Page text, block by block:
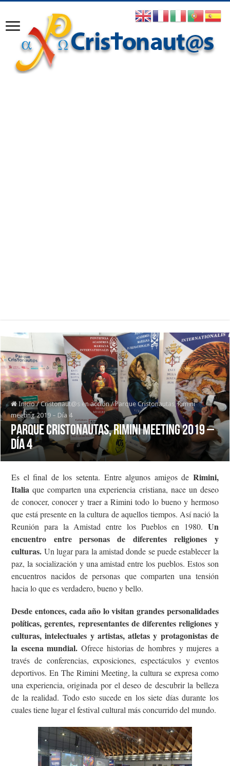
Inicio / Cristonaut@s en acción / Parque Cristonautas, Rimini
meeting 2019 – Día 4
Parque Cristonautas, Rimini meeting 2019 –
Día 4
Es el final de los setenta. Entre algunos amigos de Rimini,
Italia que comparten una experiencia cristiana, nace un deseo
de conocer, conocer y traer a Rimini todo lo bueno y hermoso
que está presente en la cultura de aquellos tiempos. Así nació la
Reunión para la Amistad entre los Pueblos en 1980. Un
encuentro entre personas de diferentes religiones y
culturas. Un lugar para la amistad donde se puede establecer la
paz, la socialización y una amistad entre los pueblos. Estos son
encuentros nacidos de personas que comparten una tensión
hacia lo que es verdadero, bueno y bello.
Desde entonces, cada año lo visitan grandes personalidades
políticas, gerentes, representantes de diferentes religiones y
culturas, intelectuales y artistas, atletas y protagonistas de
la escena mundial. Ofrece historias de hombres y mujeres a
través de conferencias, exposiciones, espectáculos y eventos
deportivos. En The Rimini Meeting, la cultura se expresa como
una experiencia, originada por el deseo de descubrir la belleza
de la realidad. Todo esto sucede en los siete días durante los
cuales tiene lugar el festival cultural más concurrido del mundo.